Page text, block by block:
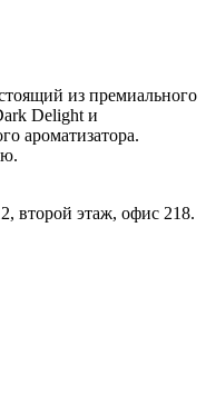
из премиального
Delight и
ароматизатора.
второй этаж, офис 218.